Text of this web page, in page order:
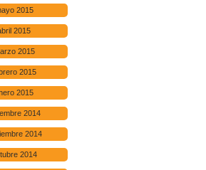
2015
2015
2015
2015
2015
2014
2014
2014